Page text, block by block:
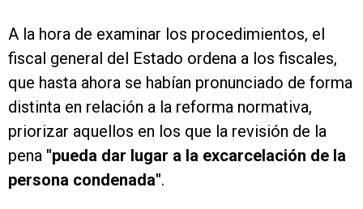
A la hora de examinar los procedimientos, el
fiscal general del Estado ordena a los fiscales,
que hasta ahora se habían pronunciado de forma
distinta en relación a la reforma normativa,
priorizar aquellos en los que la revisión de la
pena "pueda dar lugar a la excarcelación de la
persona condenada".